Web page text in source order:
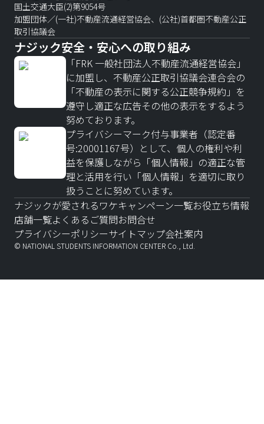
国土交通大臣(2)第9054号
加盟団体／(一社)不動産流通経営協会、(公社)首都圏不動産公正
取引協議会
ナジック安全・安心への取り組み
「FRK 一般社団法人不動産流通経営協会」
に加盟し、不動産公正取引協議会連合会の
「不動産の表示に関する公正競争規約」を
遵守し適正な広告その他の表示をするよう
努めております。
プライバシーマーク付与事業者（認定番
号:20001167号）として、個人の権利や利
益を保護しながら「個人情報」の適正な管
理と活用を行い「個人情報」を適切に取り
扱うことに努めています。
ナジックが愛されるワケキャンペーン一覧お役立ち情報
店舗一覧よくあるご質問お問合せ
プライバシーポリシーサイトマップ会社案内
© NATIONAL STUDENTS INFORMATION CENTER Co., Ltd.